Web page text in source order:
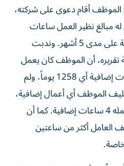
الموظف أقام دعوى على شركته،
مبالغ نظير العمل ساعات
إضافية وأيام العطلة الأسبوعية على مدى 5 أشهر. وندبت
أن الموظف كان يعمل
يومياً 15 ساعة بزيادة 4 ساعات إضافية أي 1258 يوماً، ولم
الموظف أي أعمال إضافية،
إلا أن السجلات أشارت إلى عمله 4 ساعات إضافية. كما أن
العامل أكثر من ساعتين